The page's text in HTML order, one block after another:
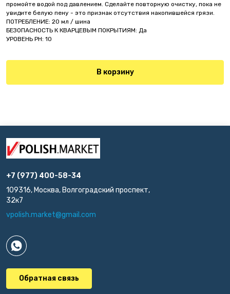
промойте водой под давлением. Сделайте повторную очистку, пока не
увидите белую пену - это признак отсутствия накопившейся грязи.
ПОТРЕБЛЕНИЕ: 20 мл / шина
БЕЗОПАСНОСТЬ К КВАРЦЕВЫМ ПОКРЫТИЯМ: Да
УРОВЕНЬ PH: 10
В корзину
+7 (977) 400-58-34
109316, Москва, Волгоградский проспект,
32к7
vpolish.market@gmail.com
Обратная связь